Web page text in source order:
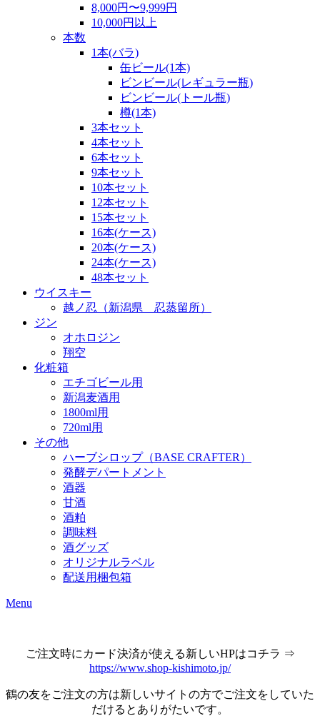
8,000円〜9,999円
10,000円以上
本数
1本(バラ)
缶ビール(1本)
ビンビール(レギュラー瓶)
ビンビール(トール瓶)
樽(1本)
3本セット
4本セット
6本セット
9本セット
10本セット
12本セット
15本セット
16本(ケース)
20本(ケース)
24本(ケース)
48本セット
ウイスキー
越ノ忍（新潟県 忍蒸留所）
ジン
オホロジン
翔空
化粧箱
エチゴビール用
新潟麦酒用
1800ml用
720ml用
その他
ハーブシロップ（BASE CRAFTER）
発酵デパートメント
酒器
甘酒
酒粕
調味料
酒グッズ
オリジナルラベル
配送用梱包箱
Menu
ご注文時にカード決済が使える新しいHPはコチラ ⇒
https://www.shop-kishimoto.jp/
鶴の友をご注文の方は新しいサイトの方でご注文をしていた
だけるとありがたいです。